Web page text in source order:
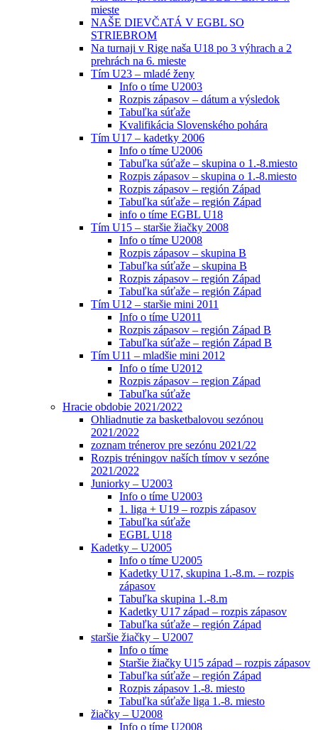
mieste
NAŠE DIEVČATÁ V EGBL SO
STRIEBROM
Na turnaji v Rige naša U18 po 3 výhrach a 2
prehrách na 6. mieste
Tím U23 – mladé ženy
Info o tíme U2003
Rozpis zápasov – dátum a výsledok
Tabuľka súťaže
Kvalifikácia Slovenského pohára
Tím U17 – kadetky 2006
Info o tíme U2006
Tabuľka súťaže – skupina o 1.-8.miesto
Rozpis zápasov – skupina o 1.-8.miesto
Rozpis zápasov – región Západ
Tabuľka súťaže – región Západ
info o tíme EGBL U18
Tím U15 – staršie žiačky 2008
Info o tíme U2008
Rozpis zápasov – skupina B
Tabuľka súťaže – skupina B
Rozpis zápasov – región Západ
Tabuľka súťaže – región Západ
Tím U12 – staršie mini 2011
Info o tíme U2011
Rozpis zápasov – región Západ B
Tabuľka súťaže – región Západ B
Tím U11 – mladšie mini 2012
Info o tíme U2012
Rozpis zápasov – region Západ
Tabuľka súťaže
Hracie obdobie 2021/2022
Ohliadnutie za basketbalovou sezónou
2021/2022
zoznam trénerov pre sezónu 2021/22
Rozpis tréningov naších tímov v sezóne
2021/2022
Juniorky – U2003
Info o tíme U2003
1. liga + U19 – rozpis zápasov
Tabuľka súťaže
EGBL U18
Kadetky – U2005
Info o tíme U2005
Kadetky U17, skupina 1.-8.m. – rozpis
zápasov
Tabuľka skupina 1.-8.m
Kadetky U17 západ – rozpis zápasov
Tabuľka súťaže – región Západ
staršie žiačky – U2007
Info o tíme
Staršie žiačky U15 západ – rozpis zápasov
Tabuľka súťaže – región Západ
Rozpis zápasov 1.-8. miesto
Tabuľka súťaže liga 1.-8. miesto
žiačky – U2008
Info o tíme U2008